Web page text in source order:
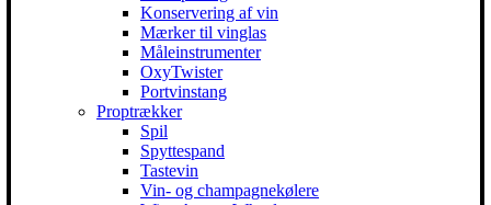
Konservering af vin
Mærker til vinglas
Måleinstrumenter
OxyTwister
Portvinstang
Proptrækker
Spil
Spyttespand
Tastevin
Vin- og champagnekølere